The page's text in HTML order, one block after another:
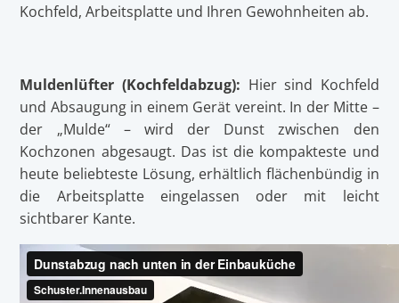
Kochfeld, Arbeitsplatte und Ihren Gewohnheiten ab.
Muldenlüfter (Kochfeldabzug): Hier sind Kochfeld
und Absaugung in einem Gerät vereint. In der Mitte –
der „Mulde“ – wird der Dunst zwischen den
Kochzonen abgesaugt. Das ist die kompakteste und
heute beliebteste Lösung, erhältlich flächenbündig in
die Arbeitsplatte eingelassen oder mit leicht
sichtbarer Kante.